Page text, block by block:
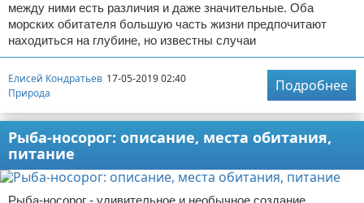
между ними есть различия и даже значительные. Оба
морских обитателя большую часть жизни предпочитают
находиться на глубине, но известны случаи
Елисей Кондратьев 17-05-2019 02:40
Природа
Подробнее
Рыба-носорог: описание, места обитания,
питание
Рыба-носорог - удивительное и необычное создание